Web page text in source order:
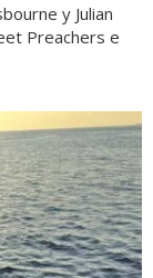
y Julian
Preachers e